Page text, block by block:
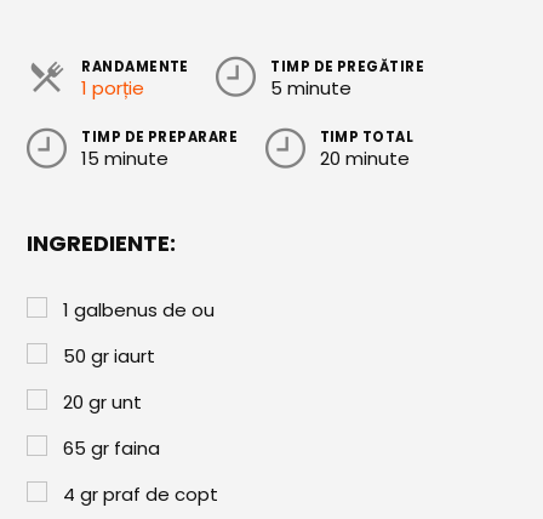
Plăcinte, Tarte și Rulade
Prăjituri
Torturi
Dulceață / Gem
Paste & Risotto
RANDAMENTE
1 porție
TIMP DE PREGĂTIRE
5 minute
TIMP DE PREPARARE
15 minute
TIMP TOTAL
20 minute
INGREDIENTE:
1 galbenus de ou
50 gr iaurt
20 gr unt
65 gr faina
4 gr praf de copt